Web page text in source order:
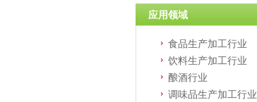
应用领域
食品生产加工行业
饮料生产加工行业
酿酒行业
调味品生产加工行业